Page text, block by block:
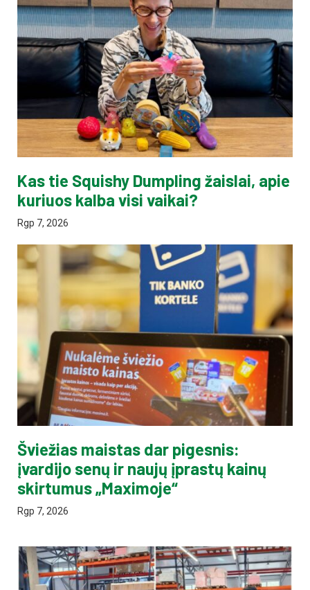
Kas tie Squishy Dumpling žaislai, apie
kuriuos kalba visi vaikai?
Rgp 7, 2026
Šviežias maistas dar pigesnis:
įvardijo senų ir naujų įprastų kainų
skirtumus „Maximoje“
Rgp 7, 2026